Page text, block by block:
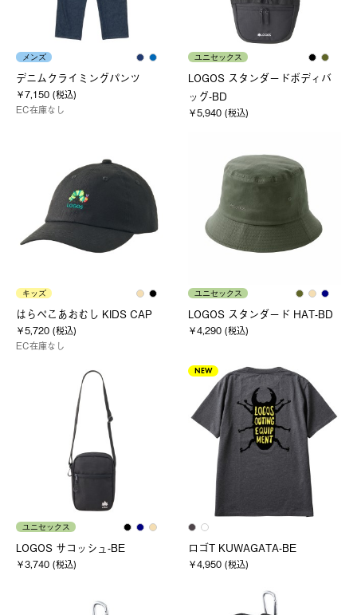
メンズ
デニムクライミングパンツ
￥7,150 (税込)
EC在庫なし
ユニセックス
LOGOS スタンダードボディバ
ッグ-BD
￥5,940 (税込)
キッズ
はらぺこあおむし KIDS CAP
￥5,720 (税込)
EC在庫なし
ユニセックス
LOGOS スタンダード HAT-BD
￥4,290 (税込)
ユニセックス
LOGOS サコッシュ-BE
￥3,740 (税込)
NEW
ロゴT KUWAGATA-BE
￥4,950 (税込)